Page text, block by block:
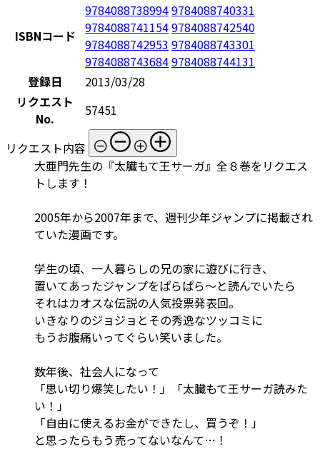
ISBNコード
97840887389949784088740331
97840887411549784088742540
9784088742953 9784088743301
97840887436849784088744131
登録日
2013/03/28
リクエスト
No.
57451
リクエスト内容
大亜門先生の『太臓もて王サーガ』全８巻をリクエス
トします！
2005年から2007年まで、週刊少年ジャンプに掲載され
ていた漫画です。
学生の頃、一人暮らしの兄の家に遊びに行き、
置いてあったジャンプをぱらぱら～と読んでいたら
それはカオスな伝説の人気投票発表回。
いきなりのジョジョとその秀逸なツッコミに
もうお腹痛いってぐらい笑いました。
数年後、社会人になって
「思い切り爆笑したい！」「太臓もて王サーガ読みた
い！」
「自由に使えるお金ができたし、買うぞ！」
と思ったらもう売ってないなんて…！